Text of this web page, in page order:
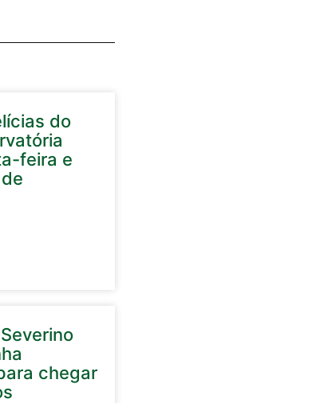
do
feira e
chegar